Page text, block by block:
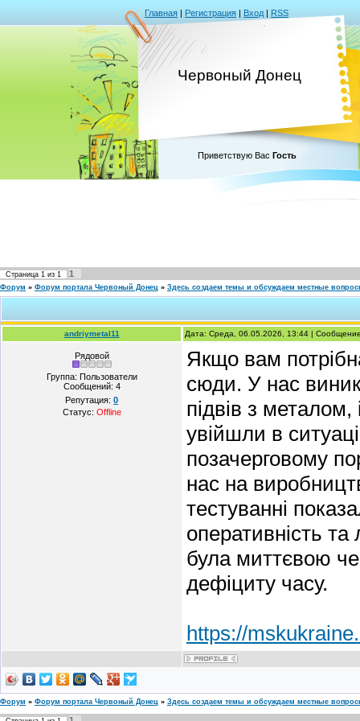
Главная | Регистрация | Вход | RSS
Червоный Донец
Приветствую Вас Гость
Страница 1 из 1 1
Форум » Форум портала Червоный Донец » Здесь создаем темы и обсуждаем местные
andriymetal11 Дата: Среда, 06.05.2026, 13:44 |
Рядовой
Группа: Пользователи
Сообщений: 4
Репутация: 0
Статус: Offline
Якщо вам
сюди. У нас
підвів з металом,
увійшли в
позачерговому
нас на
тестуванні
оперативність
була миттєвою
дефіциту часу.
https://
Форум » Форум портала Червоный Донец » Здесь создаем темы и обсуждаем местные